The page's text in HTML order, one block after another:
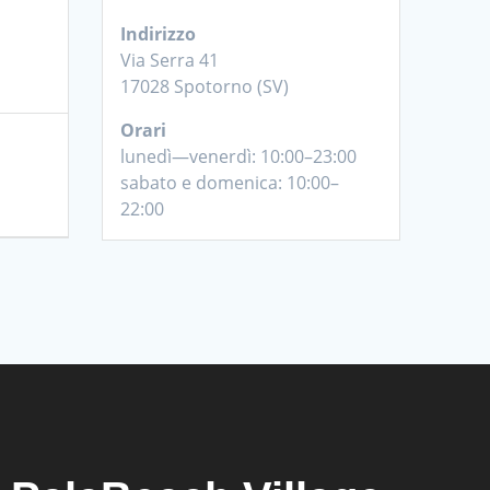
Indirizzo
Via Serra 41
17028 Spotorno (SV)
Orari
lunedì—venerdì: 10:00–23:00
sabato e domenica: 10:00–
22:00